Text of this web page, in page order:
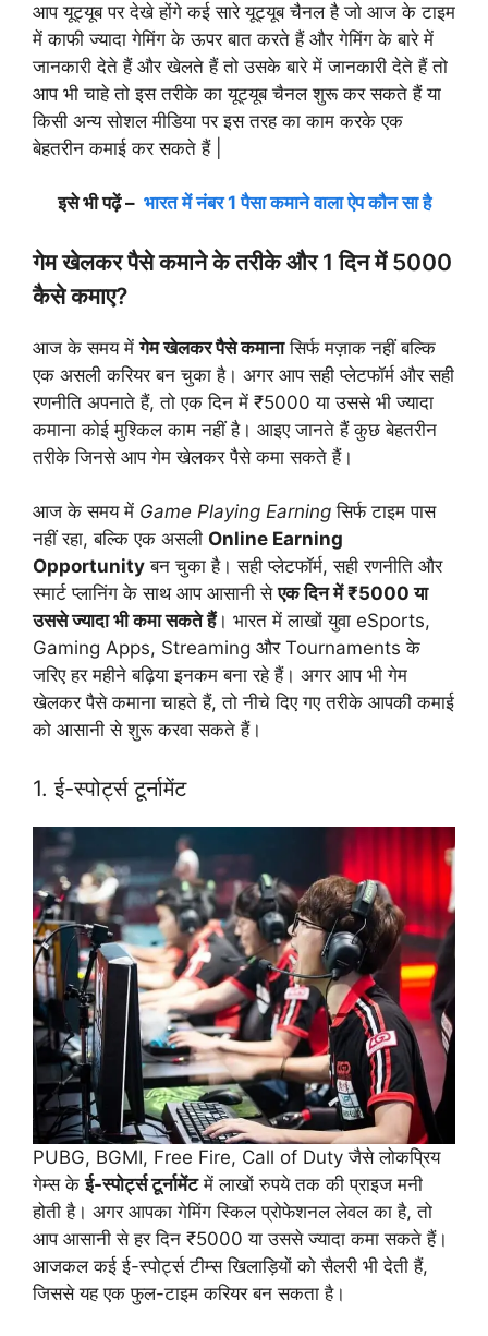
आप यूट्यूब पर देखे होंगे कई सारे यूट्यूब चैनल है जो आज के टाइम
में काफी ज्यादा गेमिंग के ऊपर बात करते हैं और गेमिंग के बारे में
जानकारी देते हैं और खेलते हैं तो उसके बारे में जानकारी देते हैं तो
आप भी चाहे तो इस तरीके का यूट्यूब चैनल शुरू कर सकते हैं या
किसी अन्य सोशल मीडिया पर इस तरह का काम करके एक
बेहतरीन कमाई कर सकते हैं |
इसे भी पढ़ें – भारत में नंबर 1 पैसा कमाने वाला ऐप कौन सा है
गेम खेलकर पैसे कमाने के तरीके और 1 दिन में 5000
कैसे कमाए?
आज के समय मेंगेम खेलकर पैसे कमानासिर्फ मज़ाक नहीं बल्कि
एक असली करियर बन चुका है। अगर आप सही प्लेटफॉर्म और सही
रणनीति अपनाते हैं, तो एक दिन में ₹5000 या उससे भी ज्यादा
कमाना कोई मुश्किल काम नहीं है। आइए जानते हैं कुछ बेहतरीन
तरीके जिनसे आप गेम खेलकर पैसे कमा सकते हैं।
आज के समय में Game Playing Earning सिर्फ टाइम पास
नहीं रहा, बल्कि एक असली Online Earning
Opportunity बन चुका है। सही प्लेटफॉर्म, सही रणनीति और
स्मार्ट प्लानिंग के साथ आप आसानी सेएक दिन में ₹5000 या
उससे ज्यादा भी कमा सकते हैं। भारत में लाखों युवा eSports,
Gaming Apps, Streaming और Tournaments के
जरिए हर महीने बढ़िया इनकम बना रहे हैं। अगर आप भी गेम
खेलकर पैसे कमाना चाहते हैं, तो नीचे दिए गए तरीके आपकी कमाई
को आसानी से शुरू करवा सकते हैं।
1. ई-स्पोर्ट्स टूर्नामेंट
PUBG, BGMI, Free Fire, Call of Duty जैसे लोकप्रिय
गेम्स केई-स्पोर्ट्स टूर्नामेंटमें लाखों रुपये तक की प्राइज मनी
होती है। अगर आपका गेमिंग स्किल प्रोफेशनल लेवल का है, तो
आप आसानी से हर दिन ₹5000 या उससे ज्यादा कमा सकते हैं।
आजकल कई ई-स्पोर्ट्स टीम्स खिलाड़ियों को सैलरी भी देती हैं,
जिससे यह एक फुल-टाइम करियर बन सकता है।